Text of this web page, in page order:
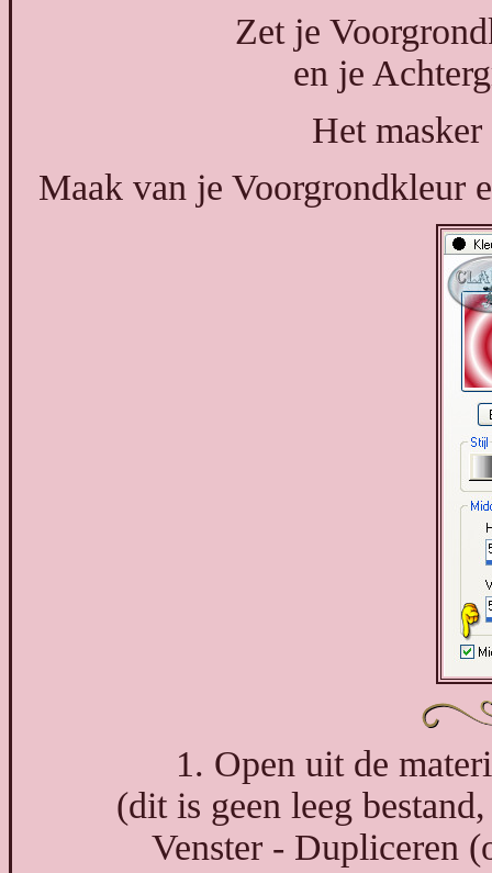
Zet je
en je
Het
Maak van je Voorgrondkleur
1. Open uit de
(dit is geen leeg
Venster - Dupliceren